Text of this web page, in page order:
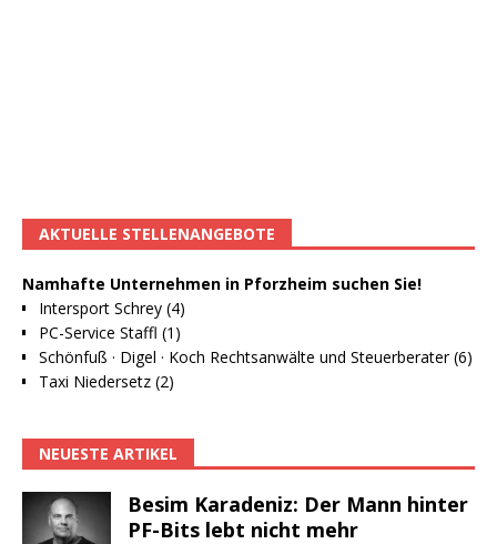
AKTUELLE STELLENANGEBOTE
Namhafte Unternehmen in Pforzheim suchen Sie!
Intersport Schrey (4)
PC-Service Staffl (1)
Schönfuß · Digel · Koch Rechtsanwälte und Steuerberater (6)
Taxi Niedersetz (2)
NEUESTE ARTIKEL
Besim Karadeniz: Der Mann hinter
PF-Bits lebt nicht mehr